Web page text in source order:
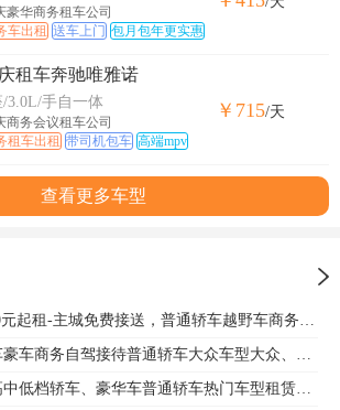
豪华商务租车公司
车出租 送车上门 包月包年更实惠
租车奔驰唯雅诺
/3.0L/手自一体
商务会议租车公司
租车出租 带司机包车 高端mpv
￥715/天
查看更多车型
重庆汽车租赁·100元起租-主城免费接送，普通轿车越野车商务车出租，车型齐全
重庆租车普通轿车豪车商务自驾接待普通轿车大众车型大众、奥迪等车辆出租
重庆旅游租车、高中低档轿车、豪华车普通轿车热门车型租赁奥迪、丰田等车辆出租